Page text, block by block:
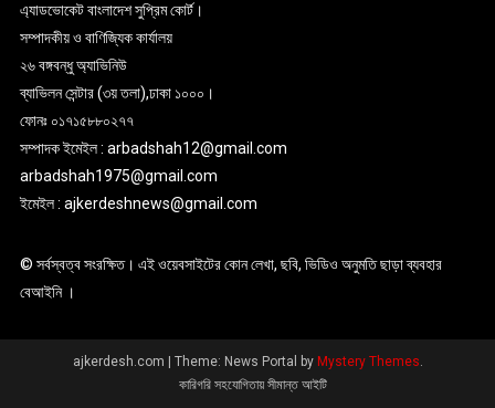
এ্যাডভোকেট বাংলাদেশ সুপ্রিম কোর্ট।
সম্পাদকীয় ও বাণিজ্যিক কার্যালয়
২৬ বঙ্গবন্ধু অ্যাভিনিউ
ব্যাভিলন সেন্টার (৩য় তলা),ঢাকা ১০০০।
ফোনঃ ০১৭১৫৮৮০২৭৭
সম্পাদক ইমেইল : arbadshah12@gmail.com
arbadshah1975@gmail.com
ইমেইল : ajkerdeshnews@gmail.com
© সর্বস্বত্ব সংরক্ষিত। এই ওয়েবসাইটের কোন লেখা, ছবি, ভিডিও অনুমতি ছাড়া ব্যবহার
বেআইনি ।
ajkerdesh.com Theme: News Portal by Mystery Themes.
কারিগরি সহযোগিতায় সীমান্ত আইটি